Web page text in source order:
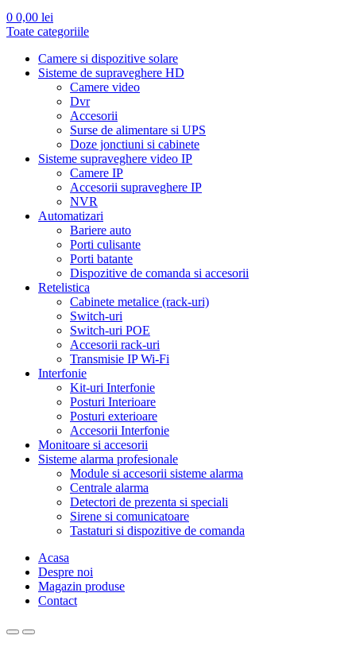
0 0,00 lei
Toate categoriile
Camere si dispozitive solare
Sisteme de supraveghere HD
Camere video
Dvr
Accesorii
Surse de alimentare si UPS
Doze jonctiuni si cabinete
Sisteme supraveghere video IP
Camere IP
Accesorii supraveghere IP
NVR
Automatizari
Bariere auto
Porti culisante
Porti batante
Dispozitive de comanda si accesorii
Retelistica
Cabinete metalice (rack-uri)
Switch-uri
Switch-uri POE
Accesorii rack-uri
Transmisie IP Wi-Fi
Interfonie
Kit-uri Interfonie
Posturi Interioare
Posturi exterioare
Accesorii Interfonie
Monitoare si accesorii
Sisteme alarma profesionale
Module si accesorii sisteme alarma
Centrale alarma
Detectori de prezenta si speciali
Sirene si comunicatoare
Tastaturi si dispozitive de comanda
Acasa
Despre noi
Magazin produse
Contact